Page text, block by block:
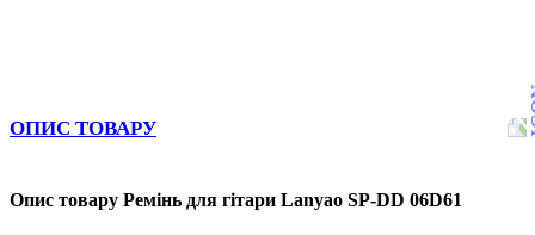
ОПИС ТОВАРУ
Опис товару Ремінь для гітари Lanyao SP-DD 06D61